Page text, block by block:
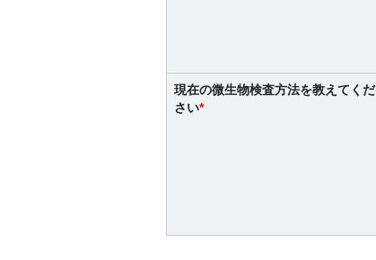
現在の微生物検査方法を教えてくだ
さい